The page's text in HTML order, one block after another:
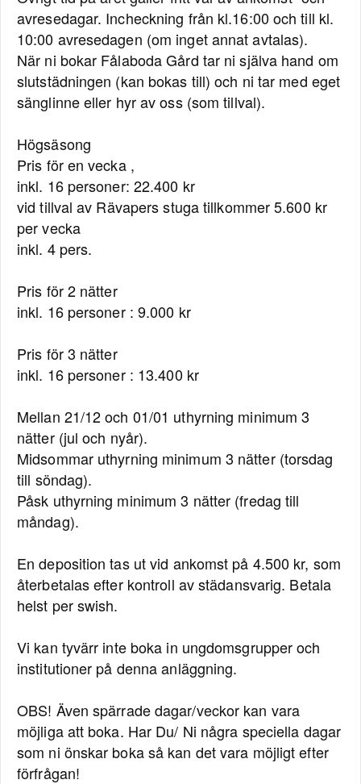
avresedagar. Incheckning från kl.16:00 och till kl.
10:00 avresedagen (om inget annat avtalas).
När ni bokar Fålaboda Gård tar ni själva hand om
slutstädningen (kan bokas till) och ni tar med eget
sänglinne eller hyr av oss (som tillval).
Högsäsong
Pris för en vecka ,
inkl. 16 personer: 22.400 kr
vid tillval av Rävapers stuga tillkommer 5.600 kr
per vecka
inkl. 4 pers.
Pris för 2 nätter
inkl. 16 personer : 9.000 kr
Pris för 3 nätter
inkl. 16 personer : 13.400 kr
Mellan 21/12 och 01/01 uthyrning minimum 3
nätter (jul och nyår).
Midsommar uthyrning minimum 3 nätter (torsdag
till söndag).
Påsk uthyrning minimum 3 nätter (fredag till
måndag).
En deposition tas ut vid ankomst på 4.500 kr, som
återbetalas efter kontroll av städansvarig. Betala
helst per swish.
Vi kan tyvärr inte boka in ungdomsgrupper och
institutioner på denna anläggning.
OBS! Även spärrade dagar/veckor kan vara
möjliga att boka. Har Du/ Ni några speciella dagar
som ni önskar boka så kan det vara möjligt efter
förfrågan!